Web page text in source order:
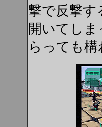
撃で反撃
開いてし
らっても構